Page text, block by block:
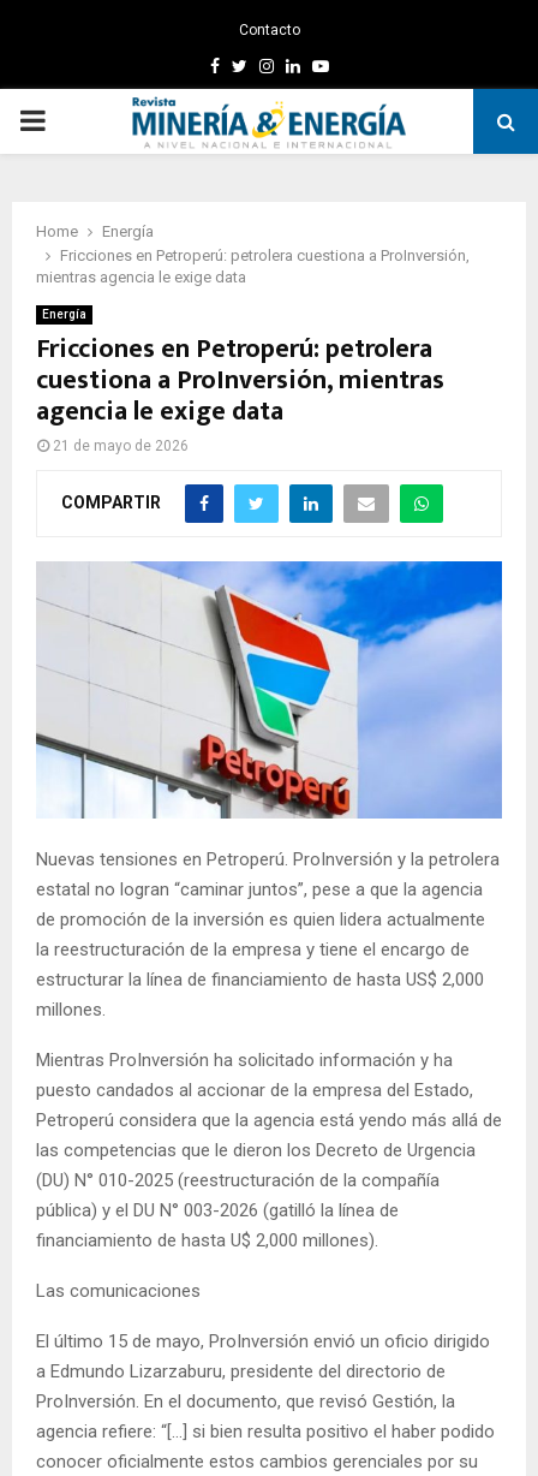
Contacto
Facebook
TwitterInstagram
LinkedinYoutube
PRIMARY
Home
Energía
Fricciones en Petroperú: petrolera cuestiona a ProInversión,
mientras agencia le exige data
Energía
Fricciones en Petroperú: petrolera
cuestiona a ProInversión, mientras
agencia le exige data
21 de mayo de 2026
COMPARTIR
Nuevas tensiones en Petroperú. ProInversión y la petrolera
estatal no logran “caminar juntos”, pese a que la agencia
de promoción de la inversión es quien lidera actualmente
la reestructuración de la empresa y tiene el encargo de
estructurar la línea de financiamiento de hasta US$ 2,000
millones.
Mientras ProInversión ha solicitado información y ha
puesto candados al accionar de la empresa del Estado,
Petroperú considera que la agencia está yendo más allá de
las competencias que le dieron los Decreto de Urgencia
(DU) N° 010-2025 (reestructuración de la compañía
pública) y el DU N° 003-2026 (gatilló la línea de
financiamiento de hasta U$ 2,000 millones).
Las comunicaciones
El último 15 de mayo, ProInversión envió un oficio dirigido
a Edmundo Lizarzaburu, presidente del directorio de
ProInversión. En el documento, que revisó Gestión, la
agencia refiere: “[…] si bien resulta positivo el haber podido
conocer oficialmente estos cambios gerenciales por su